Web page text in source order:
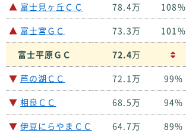
▲ 富士見ヶ丘ＣＣ 78.4万 108%
▲ 富士宮ＧＣ 73.3万 101%
富士平原ＧＣ
72.4万
▼ 芦の湖ＣＣ 72.1万 99%
▼ 相良ＣＣ 68.5万 94%
▼ 伊豆にらやまＣＣ 64.7万 89%